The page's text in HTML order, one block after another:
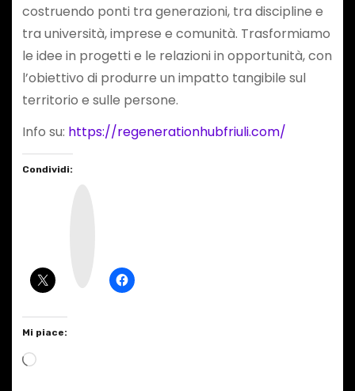
costruendo ponti tra generazioni, tra discipline e
tra università, imprese e comunità. Trasformiamo
le idee in progetti e le relazioni in opportunità, con
l’obiettivo di produrre un impatto tangibile sul
territorio e sulle persone.
Info su: https://regenerationhubfriuli.com/
Condividi:
Mi piace:
C